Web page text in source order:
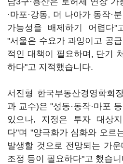
·마포·강동, 더 나아가 동작·
가능성을 배제하기 어렵다"
"서울은 수요가 과잉이고 공
적인 대책이 필요하며, 단기
하다"고 지적했습니다.
서진형 한국부동산경영학회
과 교수)은 "성동·동작·마포
있으나, 지정은 투자 대상
다"며 "양극화가 심화와 오르
발생할 것으로 전망되는 가
조정 등이 필요하다"고 했습니